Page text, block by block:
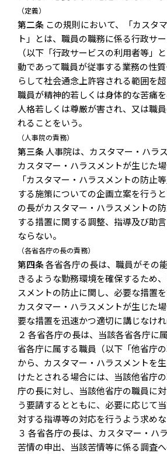
（定義）
第二条 この規則において、「カスタ
ト」とは、職員の職務に係る行政サ
（以下「行政サービスの利用者等」
動であって職員が従事する業務の性
らして社会通念上許容される範囲を超
職員が精神的若しくは身体的な苦痛
人格若しくは尊厳が害され、又は職
れることをいう。
（人事院の責務）
第三条 人事院は、カスタマー・ハラ
カスタマー・ハラスメントが生じた
「カスタマー・ハラスメントの防止
する施策についての企画立案を行う
の長がカスタマー・ハラスメントの
する措置に関する調整、指導及び助
ならない。
（各省各庁の長の責務）
第四条各省各庁の長は、職員がその
きるような勤務環境を確保するため
スメントの防止に関し、必要な措置を
カスタマー・ハラスメントが生じた
要な措置を迅速かつ適切に講じなけれ
２ 各省各庁の長は、当該各省各庁に
省各庁に属する職員（以下「他省庁の
から、カスタマー・ハラスメントを
けたとされる場合には、当該他省庁
庁の長に対し、当該他省庁の職員に
う要請するとともに、必要に応じて
対する指導等の対応を行うよう求めな
３ 各省各庁の長は、カスタマー・ハ
苦情の申出、当該苦情等に係る調査